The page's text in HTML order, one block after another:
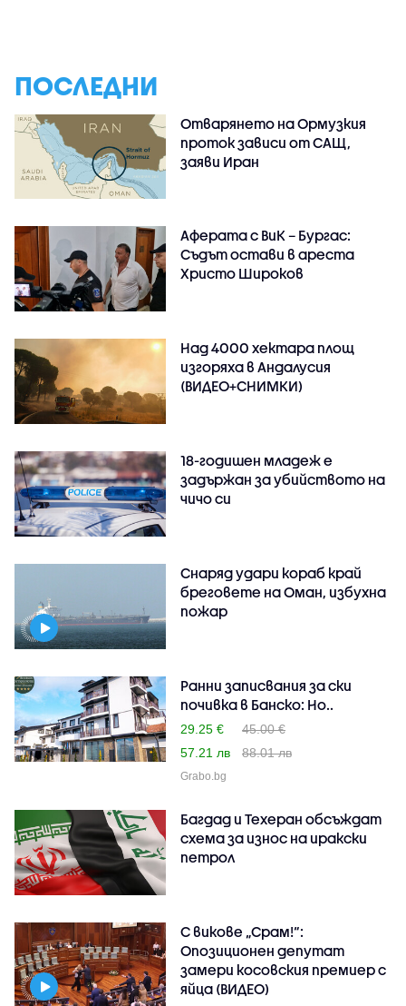
ПОСЛЕДНИ
Отварянето на Ормузкия
проток зависи от САЩ,
заяви Иран
Аферата с ВиК – Бургас:
Съдът остави в ареста
Христо Широков
Над 4000 хектара площ
изгоряха в Андалусия
(ВИДЕО+СНИМКИ)
18-годишен младеж е
задържан за убийството на
чичо си
Снаряд удари кораб край
бреговете на Оман, избухна
пожар
Ранни записвания за ски
почивка в Банско: Но..
29.25 €
45.00 €
57.21 лв
88.01 лв
Grabo.bg
Багдад и Техеран обсъждат
схема за износ на иракски
петрол
С викове „Срам!“:
Опозиционен депутат
замери косовския премиер с
яйца (ВИДЕО)